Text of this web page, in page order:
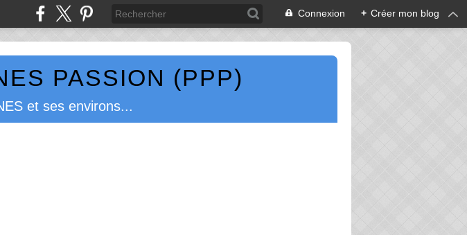
Connexion + Créer mon blog
PASSION (PPP)
et ses environs...